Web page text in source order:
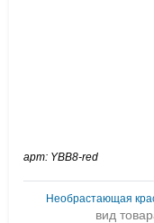
арт: YBB8-red
Необрастающая
вид